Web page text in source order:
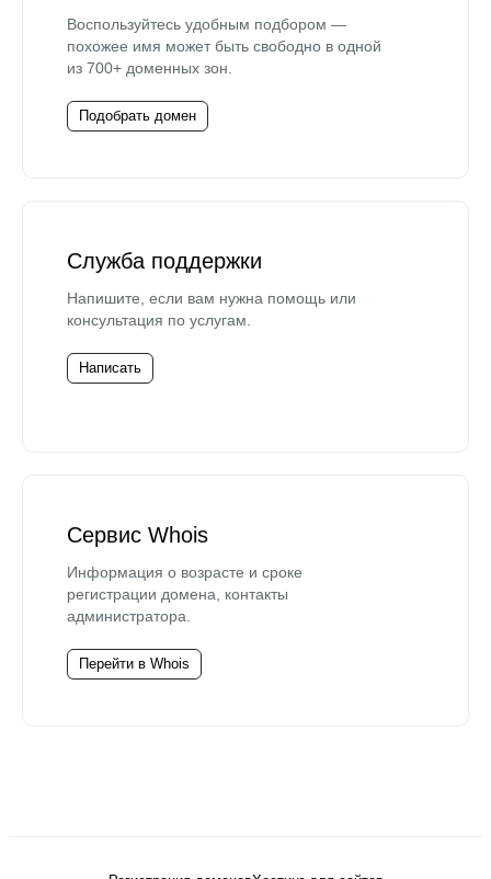
Воспользуйтесь удобным подбором —
похожее имя может быть свободно в одной
из 700+ доменных зон.
Подобрать домен
Служба поддержки
Напишите, если вам нужна помощь или
консультация по услугам.
Написать
Сервис Whois
Информация о возрасте и сроке
регистрации домена, контакты
администратора.
Перейти в Whois